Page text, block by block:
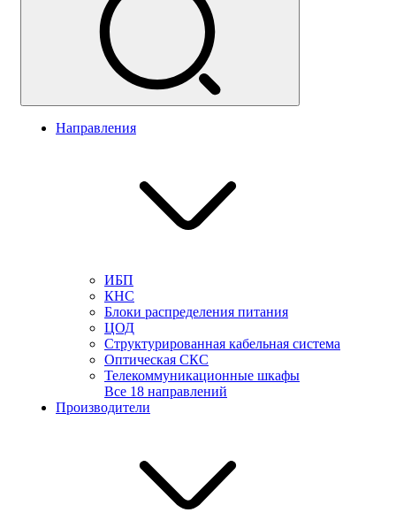
Направления
ИБП
КНС
Блоки распределения питания
ЦОД
Структурированная кабельная система
Оптическая СКС
Телекоммуникационные шкафы
Все 18 направлений
Производители